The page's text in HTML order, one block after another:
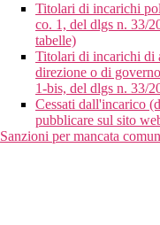
Titolari di incarichi
co. 1, del dlgs n. 33/
tabelle)
Titolari di incarichi di
direzione o di
1-bis, del dlgs n. 33/
Cessati dall'incarico
pubblicare sul sito
Sanzioni per mancata